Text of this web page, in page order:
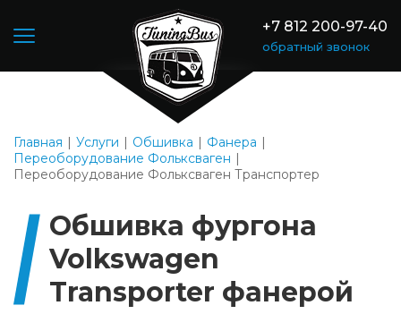
+7 812 200-97-40
обратный звонок
Главная Услуги Обшивка
Фанера
Переоборудование Фольксваген
Переоборудование Фольксваген Транспортер
Обшивка фургона
Volkswagen
Transporter фанерой